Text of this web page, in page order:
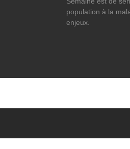
population à la
enjeux.